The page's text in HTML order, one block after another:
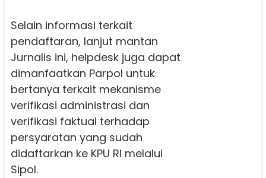
Selain informasi terkait
pendaftaran, lanjut mantan
Jurnalis ini, helpdesk juga dapat
dimanfaatkan Parpol untuk
bertanya terkait mekanisme
verifikasi administrasi dan
verifikasi faktual terhadap
persyaratan yang sudah
didaftarkan ke KPU RI melalui
Sipol.